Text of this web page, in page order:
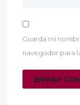
Guarda mi
navegador para